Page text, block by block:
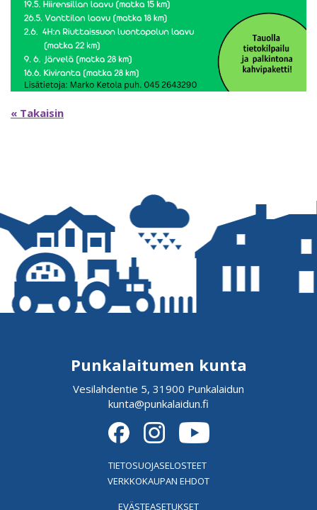
« Takaisin
Punkalaitumen kunta
Vesilahdentie 5, 31900 Punkalaidun
kunta@punkalaidun.fi
TIETOSUOJASELOSTEET
VERKKOKAUPAN EHDOT
EVÄSTEASETUKSET